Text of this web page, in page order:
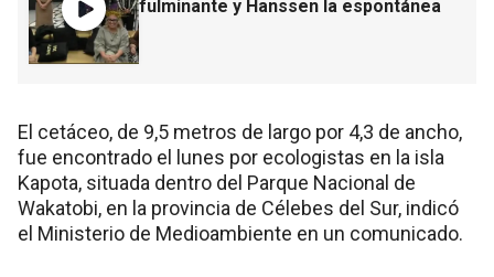
fulminante y Hanssen la espontánea
El cetáceo, de 9,5 metros de largo por 4,3 de ancho,
fue encontrado el lunes por ecologistas en la isla
Kapota, situada dentro del Parque Nacional de
Wakatobi, en la provincia de Célebes del Sur, indicó
el Ministerio de Medioambiente en un comunicado.